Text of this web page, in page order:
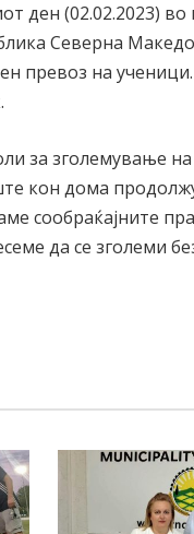
ден (02.02.2023)
Северна
превоз на
за зголемување
кон дома
сообраќајните
дасе зголеми